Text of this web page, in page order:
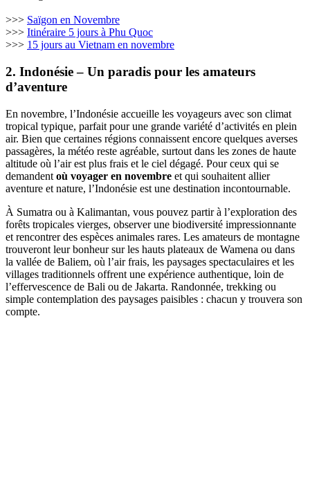
>>> Saïgon en Novembre
>>> Itinéraire 5 jours à Phu Quoc
>>> 15 jours au Vietnam en novembre
2. Indonésie – Un paradis pour les amateurs
d’aventure
En novembre, l’Indonésie accueille les voyageurs avec son climat
tropical typique, parfait pour une grande variété d’activités en plein
air. Bien que certaines régions connaissent encore quelques averses
passagères, la météo reste agréable, surtout dans les zones de haute
altitude où l’air est plus frais et le ciel dégagé. Pour ceux qui se
demandent où voyager en novembre et qui souhaitent allier
aventure et nature, l’Indonésie est une destination incontournable.
À Sumatra ou à Kalimantan, vous pouvez partir à l’exploration des
forêts tropicales vierges, observer une biodiversité impressionnante
et rencontrer des espèces animales rares. Les amateurs de montagne
trouveront leur bonheur sur les hauts plateaux de Wamena ou dans
la vallée de Baliem, où l’air frais, les paysages spectaculaires et les
villages traditionnels offrent une expérience authentique, loin de
l’effervescence de Bali ou de Jakarta. Randonnée, trekking ou
simple contemplation des paysages paisibles : chacun y trouvera son
compte.